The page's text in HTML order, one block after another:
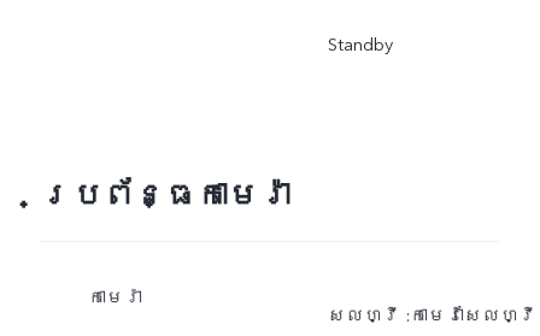
Standby
ប្រព័ន្ធកាមេរ៉ា
កាមេរ៉ា
សែលហ្វី :កាមេរ៉ាសែលហ្វី